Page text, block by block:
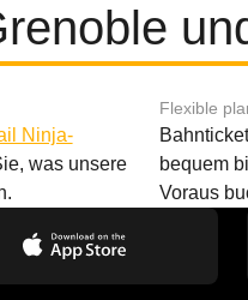
Ninja-
was unsere
Flexible
bequem
Voraus